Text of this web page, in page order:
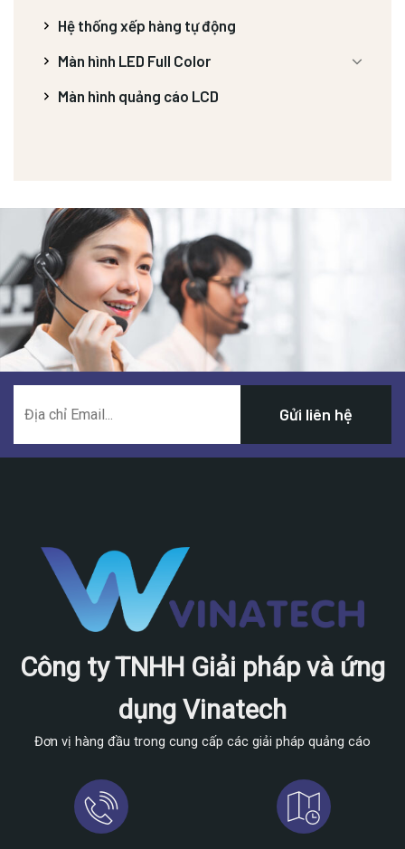
Hệ thống xếp hàng tự động
Màn hình LED Full Color
Màn hình quảng cáo LCD
Công ty TNHH Giải pháp và ứng
dụng Vinatech
Đơn vị hàng đầu trong cung cấp các giải pháp quảng cáo